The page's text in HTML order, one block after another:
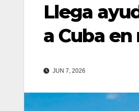
Llega
a Cuba
JUN 7, 2026